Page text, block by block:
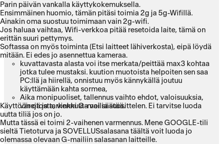
Parin päivän vankalla käyttykokemuksella.
Ensimmäinen huomio, tämän pitäsi toimia 2g ja 5g-Wifillä.
Ainakin oma suostuu toimimaan vain 2g-wifi.
Jos haluaa vaihtaa, Wifi-verkkoa pitää resetoida laite, tämä on
erittän suuri pettymys.
Softassa on myös toiminta (Etsi laitteet lähiverkosta), eipä löydä
mitään. Ei edes jo asennettua kameraa.
kuvattavasta alasta voi itse merkata/peittää max3 kohtaa
jotka tulee mustaksi. kuution muotoista helpoiten sen saa
PC:llä ja hiirellä, onnistuu myös kännykällä joutuu
käyttämään kahta sormea,
Aika monipuoliset, tallennus vaihto ehdot, valoisuuksia,
värejä ja tarkennusta voi säätää.
Käyttöön otosta, vinkki G-mailia suosittelen. Ei tarvitse luoda
uutta tiliä jos on jo.
Mutta tässä ei toimi 2-vaihenen varmennus. Mene GOOGLE-tili
sieltä Tietoturva ja SOVELLUSsalasana täältä voit luoda jo
olemassa olevaan G-mailiin salasanan laitteille.